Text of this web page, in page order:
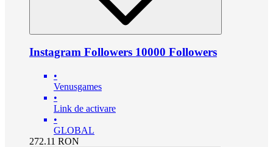
Instagram Followers 10000 Followers
•
Venusgames
•
Link de activare
•
GLOBAL
272.11 RON